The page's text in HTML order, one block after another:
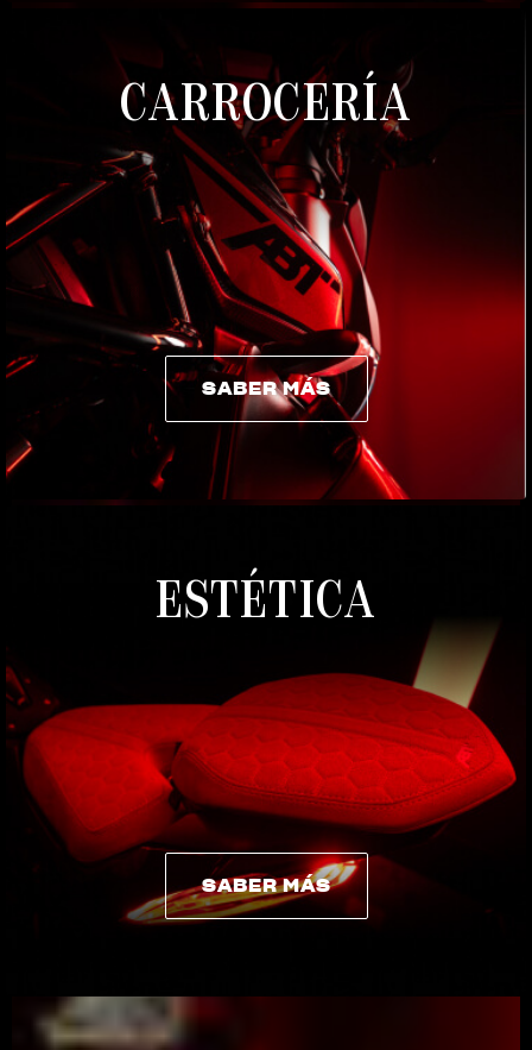
CARROCERÍA
SABER MÁS
SABER MÁS
ESTÉTICA
SABER MÁS